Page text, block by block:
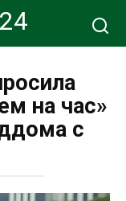
на час»
с